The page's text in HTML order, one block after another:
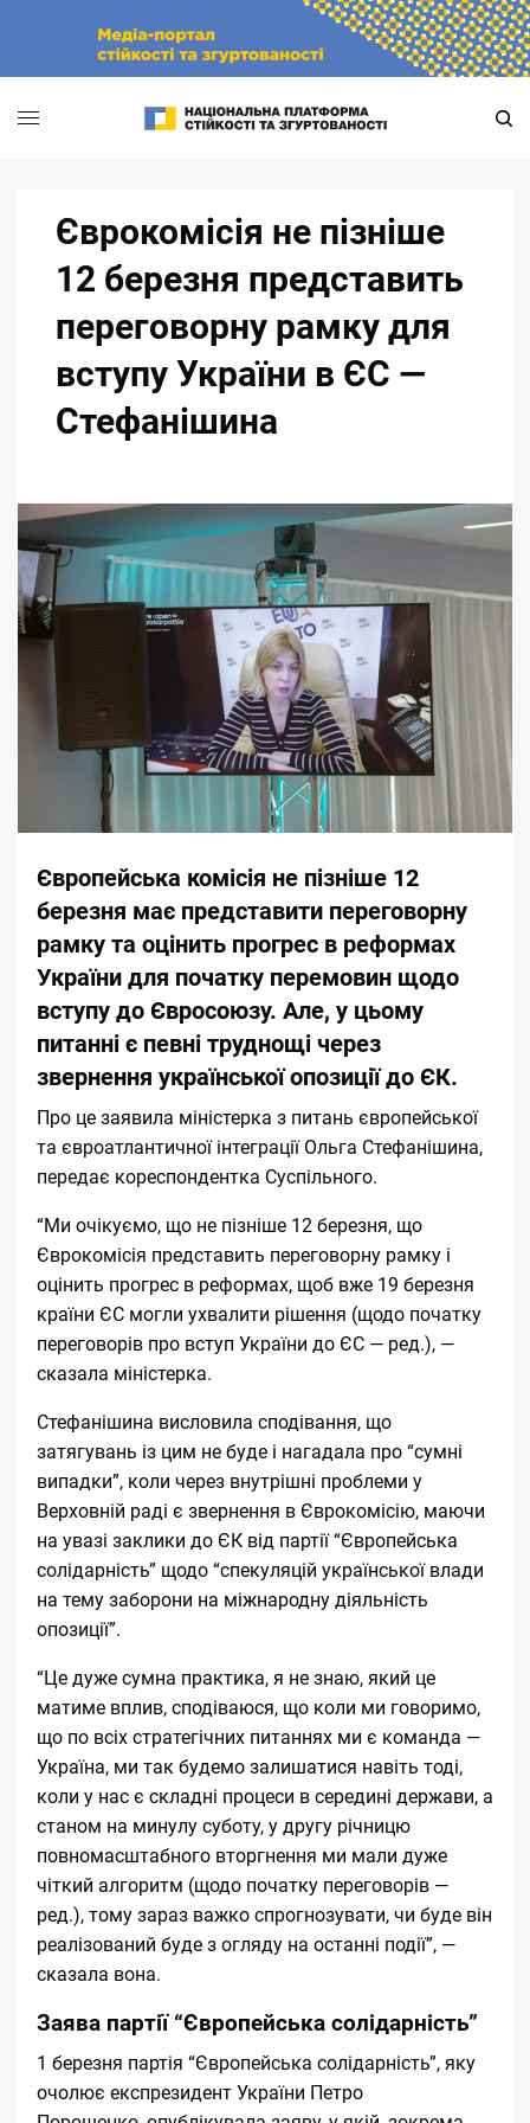
Єврокомісія не пізніше
12 березня представить
переговорну рамку для
вступу України в ЄС —
Стефанішина
Європейська комісія не пізніше 12
березня має представити переговорну
рамку та оцінить прогрес в реформах
України для початку перемовин щодо
вступу до Євросоюзу. Але, у цьому
питанні є певні труднощі через
звернення української опозиції до ЄК.
Про це заявила міністерка з питань європейської
та євроатлантичної інтеграції Ольга Стефанішина,
передає кореспондентка Суспільного.
“Ми очікуємо, що не пізніше 12 березня, що
Єврокомісія представить переговорну рамку і
оцінить прогрес в реформах, щоб вже 19 березня
країни ЄС могли ухвалити рішення (щодо початку
переговорів про вступ України до ЄС — ред.), —
сказала міністерка.
Стефанішина висловила сподівання, що
затягувань із цим не буде і нагадала про “сумні
випадки”, коли через внутрішні проблеми у
Верховній раді є звернення в Єврокомісію, маючи
на увазі заклики до ЄК від партії “Європейська
солідарність” щодо “спекуляцій української влади
на тему заборони на міжнародну діяльність
опозиції”.
“Це дуже сумна практика, я не знаю, який це
матиме вплив, сподіваюся, що коли ми говоримо,
що по всіх стратегічних питаннях ми є команда —
Україна, ми так будемо залишатися навіть тоді,
коли у нас є складні процеси в середині держави, а
станом на минулу суботу, у другу річницю
повномасштабного вторгнення ми мали дуже
чіткий алгоритм (щодо початку переговорів —
ред.), тому зараз важко спрогнозувати, чи буде він
реалізований буде з огляду на останні події”, —
сказала вона.
Заява партії “Європейська солідарність”
1 березня партія “Європейська солідарність”, яку
очолює експрезидент України Петро